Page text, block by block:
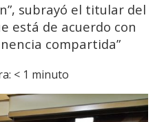
subrayó el titular del
está de acuerdo con
compartida”
< 1 minuto